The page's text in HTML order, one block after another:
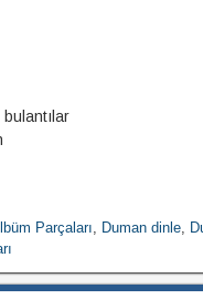
Parçaları, Duman dinle,